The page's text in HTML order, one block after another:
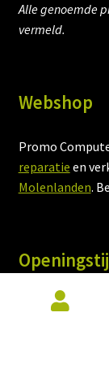
Alle genoemde
vermeld.
Webshop
Promo
reparatie en
Molenlanden.
Kijk voor onze